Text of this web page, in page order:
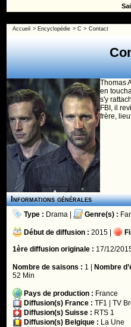
Accueil > Encyclopédie >C > Contact
Thomas
en
s'y
FBI, il
frère,
Informations générales
Type : Drama | Genre(s) :
Début de diffusion : 2015 |
1ère diffusion originale : 17/12/
Nombre de saisons : 1 | Nombre
52 Min
Pays de production : France
Diffusion(s) France : TF1 |TV
Diffusion(s) Suisse : RTS 1
Diffusion(s) Belgique : La Une